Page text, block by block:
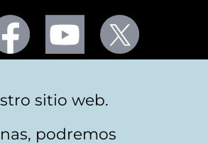
Facebook Youtube
sitio web.
podremos